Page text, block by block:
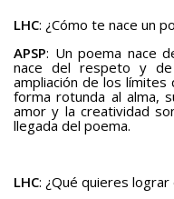
LHC: ¿Cómo te nace un
APSP: Un poema nace
nace del respeto y
ampliación de los
forma rotunda al alma,
amor y la creatividad
llegada del poema.
LHC: ¿Qué quieres lograr